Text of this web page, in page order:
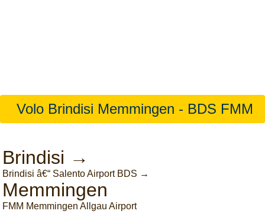
Volo Brindisi Memmingen - BDS FMM
Brindisi →
Brindisi â€“ Salento Airport BDS →
Memmingen
FMM Memmingen Allgau Airport